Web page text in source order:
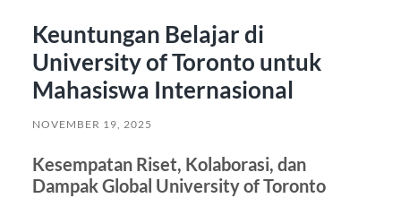
Keuntungan Belajar di
University of Toronto untuk
Mahasiswa Internasional
NOVEMBER 19, 2025
Kesempatan Riset, Kolaborasi, dan
Dampak Global University of Toronto